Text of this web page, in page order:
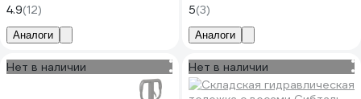
4.9(12)
Аналоги
5(3)
Аналоги
Нет в наличии Нет в наличии